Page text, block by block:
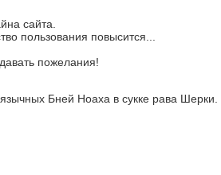
сайта.
пользования повысится...
пожелания!
Бней Ноаха в сукке рава Шерки.